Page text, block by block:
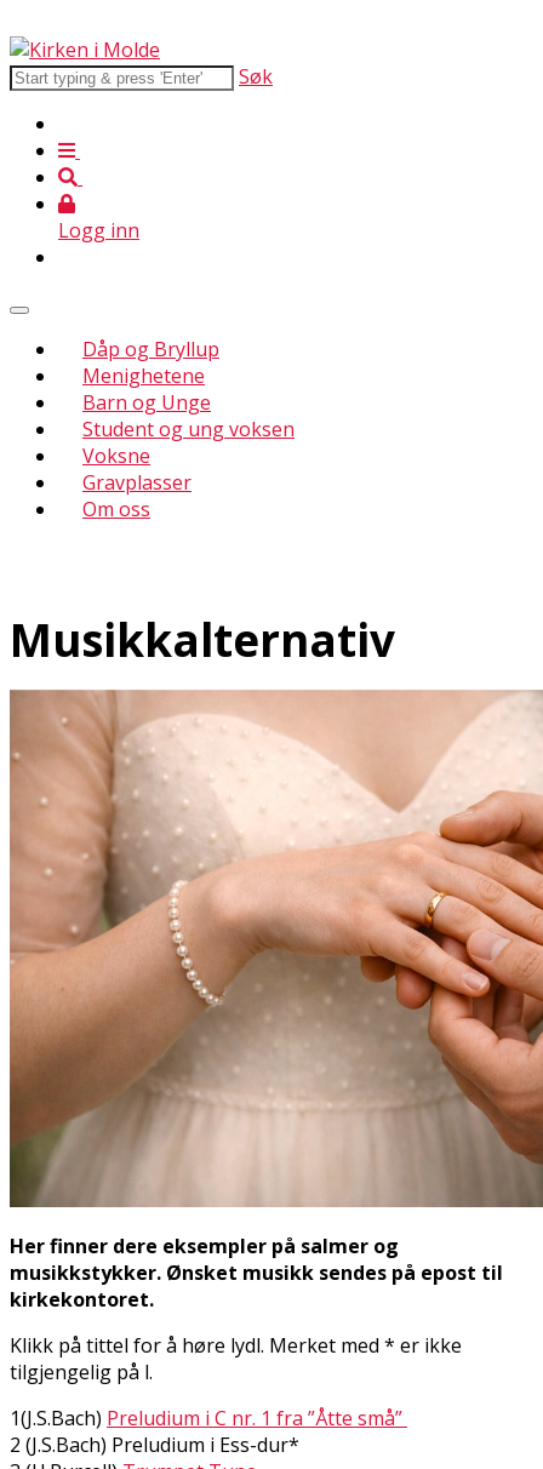
Søk
Logg inn
Dåp og Bryllup
Menighetene
Barn og Unge
Student og ung voksen
Voksne
Gravplasser
Om oss
Musikkalternativ
Her finner dere eksempler på salmer og
musikkstykker. Ønsket musikk sendes på epost til
kirkekontoret.
Klikk på tittel for å høre lydfil. Merket med * er ikke
tilgjengelig på fil.
1(J.S.Bach) Preludium i C nr. 1 fra ”Åtte små”
2 (J.S.Bach) Preludium i Ess-dur*